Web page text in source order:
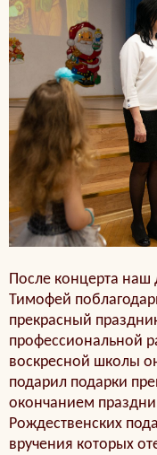
После концерта наш
Тимофей
прекрасный
профессиональной
воскресной школы
подарил подарки
окончанием
Рождественских
вручения которых